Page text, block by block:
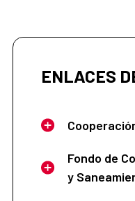
ENLACES
Fondo de
y